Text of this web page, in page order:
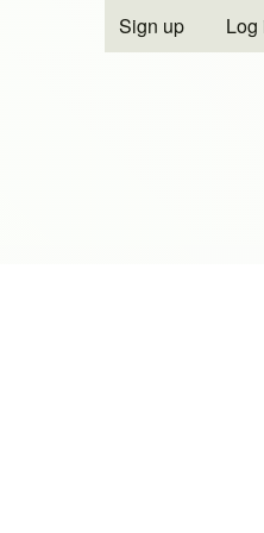
User
Sign up Log